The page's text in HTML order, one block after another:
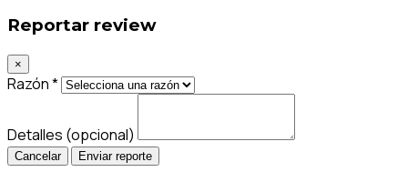
Reportar review
×
Razón *
Detalles (opcional)
Cancelar Enviar reporte